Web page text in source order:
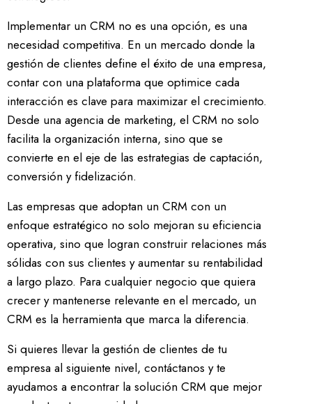
Implementar un CRM no es una opción, es una
necesidad competitiva. En un mercado donde la
gestión de clientes define el éxito de una empresa,
contar con una plataforma que optimice cada
interacción es clave para maximizar el crecimiento.
Desde una agencia de marketing, el CRM no solo
facilita la organización interna, sino que se
convierte en el eje de las estrategias de captación,
conversión y fidelización.
Las empresas que adoptan un CRM con un
enfoque estratégico no solo mejoran su eficiencia
operativa, sino que logran construir relaciones más
sólidas con sus clientes y aumentar su rentabilidad
a largo plazo. Para cualquier negocio que quiera
crecer y mantenerse relevante en el mercado, un
CRM es la herramienta que marca la diferencia.
Si quieres llevar la gestión de clientes de tu
empresa al siguiente nivel, contáctanos y te
ayudamos a encontrar la solución CRM que mejor